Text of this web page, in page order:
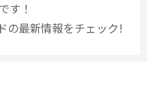
す！
の最新情報をチェック!